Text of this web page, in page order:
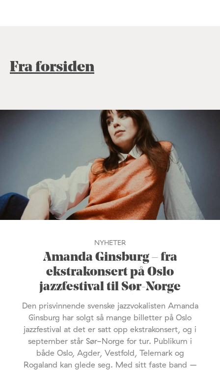
Fra forsiden
NYHETER
Amanda Ginsburg – fra
ekstrakonsert på Oslo
jazzfestival til Sør-Norge
Den prisvinnende svenske jazzvokalisten Amanda
Ginsburg har solgt så mange billetter på Oslo
jazzfestival at det er satt opp ekstrakonsert, og i
september står Sør-Norge for tur. Publikum i
både Oslo, Agder, Vestfold, Telemark og
Rogaland kan glede seg. Med sitt faste band –